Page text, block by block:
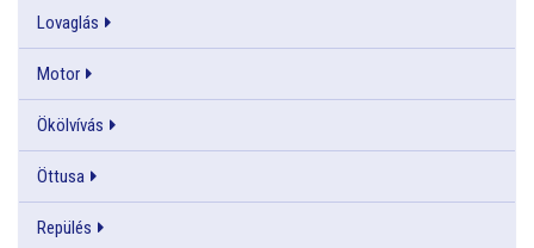
Lovaglás
Motor
Ökölvívás
Öttusa
Repülés